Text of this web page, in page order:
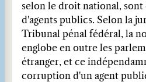
selon le droit national, sont
d'agents publics. Selon la
Tribunal pénal fédéral, la
englobe en outre les
étranger, et ce
corruption d'un agent